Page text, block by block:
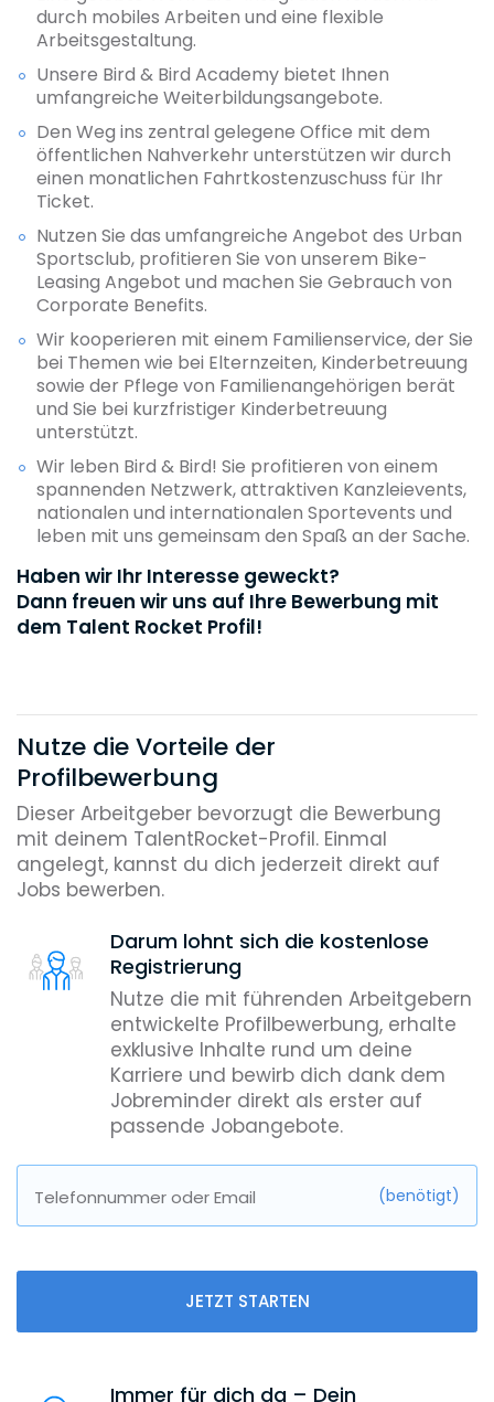
durch mobiles Arbeiten und eine flexible
Arbeitsgestaltung.
Unsere Bird & Bird Academy bietet Ihnen
umfangreiche Weiterbildungsangebote.
Den Weg ins zentral gelegene Office mit dem
öffentlichen Nahverkehr unterstützen wir durch
einen monatlichen Fahrtkostenzuschuss für Ihr
Ticket.
Nutzen Sie das umfangreiche Angebot des Urban
Sportsclub, profitieren Sie von unserem Bike-
Leasing Angebot und machen Sie Gebrauch von
Corporate Benefits.
Wir kooperieren mit einem Familienservice, der Sie
bei Themen wie bei Elternzeiten, Kinderbetreuung
sowie der Pflege von Familienangehörigen berät
und Sie bei kurzfristiger Kinderbetreuung
unterstützt.
Wir leben Bird & Bird! Sie profitieren von einem
spannenden Netzwerk, attraktiven Kanzleievents,
nationalen und internationalen Sportevents und
leben mit uns gemeinsam den Spaß an der Sache.
Haben wir Ihr Interesse geweckt?
Dann freuen wir uns auf Ihre Bewerbung mit
dem Talent Rocket Profil!
Nutze die Vorteile der
Profilbewerbung
Dieser Arbeitgeber bevorzugt die Bewerbung
mit deinem TalentRocket-Profil. Einmal
angelegt, kannst du dich jederzeit direkt auf
Jobs bewerben.
Darum lohnt sich die kostenlose
Registrierung
Nutze die mit führenden Arbeitgebern
entwickelte Profilbewerbung, erhalte
exklusive Inhalte rund um deine
Karriere und bewirb dich dank dem
Jobreminder direkt als erster auf
passende Jobangebote.
Telefonnummer oder Email (benötigt)
JETZT STARTEN
Immer für dich da – Dein